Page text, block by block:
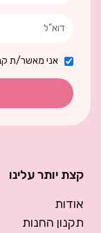
אני מאשר/ת
קצת יותר עלינו
אודות
תקנון החנות